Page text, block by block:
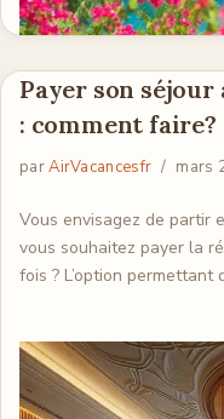
Payer son séjour
: comment faire?
parAirVacancesfr mars
Vous envisagez de partir
vous souhaitez payer la
fois ? L’option permettant